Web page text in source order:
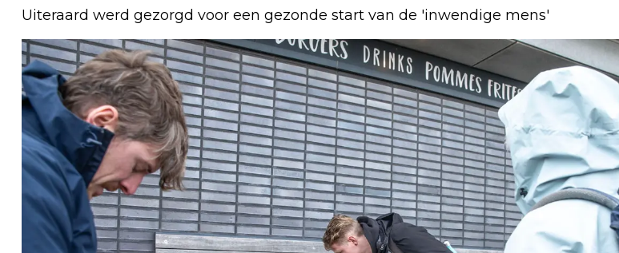
Uiteraard werd gezorgd voor een gezonde start van de 'inwendige mens'